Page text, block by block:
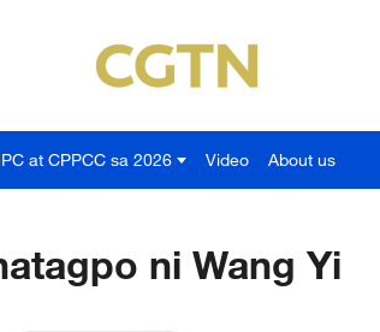
at CPPCC sa 2026 Video About us
ni Wang Yi